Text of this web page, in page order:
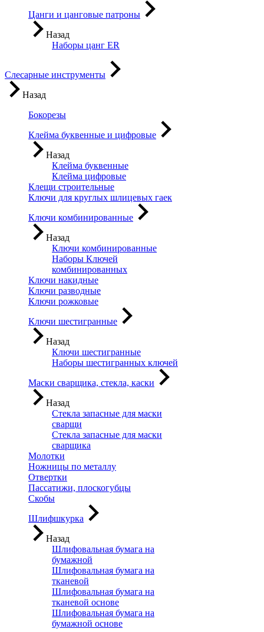
Цанги и цанговые патроны
Назад
Наборы цанг ER
Слесарные инструменты
Назад
Бокорезы
Клейма буквенные и цифровые
Назад
Клейма буквенные
Клейма цифровые
Клещи строительные
Ключи для круглых шлицевых гаек
Ключи комбинированные
Назад
Ключи комбинированные
Наборы Ключей
комбинированных
Ключи накидные
Ключи разводные
Ключи рожковые
Ключи шестигранные
Назад
Ключи шестигранные
Наборы шестигранных ключей
Маски сварщика, стекла, каски
Назад
Стекла запасные для маски
сварщи
Стекла запасные для маски
сварщика
Молотки
Ножницы по металлу
Отвертки
Пассатижи, плоскогубцы
Скобы
Шлифшкурка
Назад
Шлифовальная бумага на
бумажной
Шлифовальная бумага на
тканевой
Шлифовальная бумага на
тканевой основе
Шлифовальная бумага на
бумажной основе